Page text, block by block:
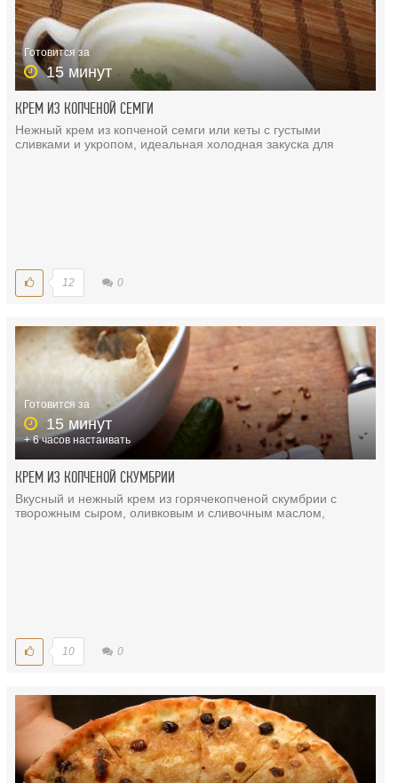
Готовится за
15 минут
КРЕМ ИЗ КОПЧЕНОЙ СЕМГИ
Нежный крем из копченой семги или кеты с густыми
сливками и укропом, идеальная холодная закуска для
12 0
Готовится за
15 минут
+ 6 часов настаивать
КРЕМ ИЗ КОПЧЕНОЙ СКУМБРИИ
Вкусный и нежный крем из горячекопченой скумбрии с
творожным сыром, оливковым и сливочным маслом,
10 0